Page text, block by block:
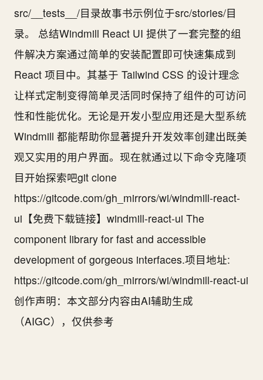
src/__tests__/目录故事书示例位于src/stories/目
录。 总结Windmill React UI 提供了一套完整的组
件解决方案通过简单的安装配置即可快速集成到
React 项目中。其基于 Tailwind CSS 的设计理念
让样式定制变得简单灵活同时保持了组件的可访问
性和性能优化。无论是开发小型应用还是大型系统
Windmill 都能帮助你显著提升开发效率创建出既美
观又实用的用户界面。现在就通过以下命令克隆项
目开始探索吧git clone
https://gitcode.com/gh_mirrors/wi/windmill-react-
ui【免费下载链接】windmill-react-ui The
component library for fast and accessible
development of gorgeous interfaces.项目地址:
https://gitcode.com/gh_mirrors/wi/windmill-react-ui
创作声明：本文部分内容由AI辅助生成
（AIGC），仅供参考